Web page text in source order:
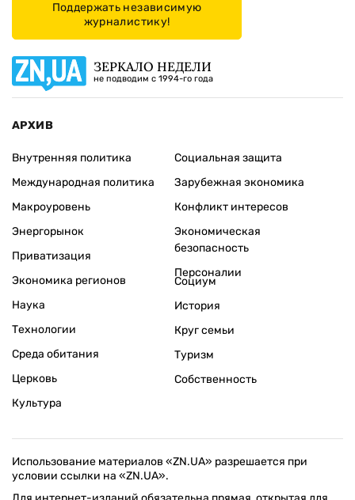
Поддержать независимую
журналистику!
ЗЕРКАЛО НЕДЕЛИ
не подводим с 1994-го года
АРХИВ
Внутренняя политика
Международная политика
Макроуровень
Энергорынок
Приватизация
Экономика регионов
Социальная защита
Зарубежная экономика
Конфликт интересов
Экономическая
безопасность
Персоналии
Наука
Технологии
Среда обитания
Церковь
Культура
Социум
История
Круг семьи
Туризм
Собственность
Использование материалов «ZN.UA» разрешается при
условии ссылки на «ZN.UA».